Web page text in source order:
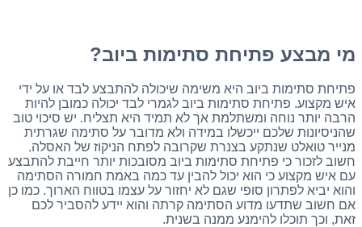
מי מבצע פתיחת סתימות ביוב?
פתיחת סתימות ביוב היא משימה שיכולה להתבצע לבד או על ידי
איש מקצוע. פתיחת סתימות ביוב לגמרי לבד יכולה כמובן להיות
הרבה יותר נוחה ומשתלמת אך לא תמיד היא תצליח. יש סיכוי טוב
שהניסיונות שלכם ייכשלו במידה ולא מדובר על סתימה שגרתית
מנייר טואלט שנתקע בצנרת שקרובה לפתח הניקוז של האסלה.
חשוב לזכור כי פתיחת סתימות ביוב מסובכות יותר חייבת להתבצע
עם איש מקצוע כי הוא יכול להבין עד כמה באמת חמורה הסתימה
והוא יביא לפתרון סופי שגם לא יחזור על עצמו בטווח הארוך. כמו כן
אם חשוב שתדעו מדוע הסתימה קרתה והוא יידע להסביר לכם
זאת, וכך תוכלו להימנע ממנה בשנית.